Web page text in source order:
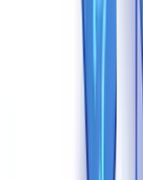
documentos sintéticos:
detecção de padrões por
1. Validação cruzada